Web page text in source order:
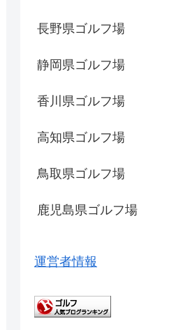
長野県ゴルフ場
静岡県ゴルフ場
香川県ゴルフ場
高知県ゴルフ場
鳥取県ゴルフ場
鹿児島県ゴルフ場
運営者情報